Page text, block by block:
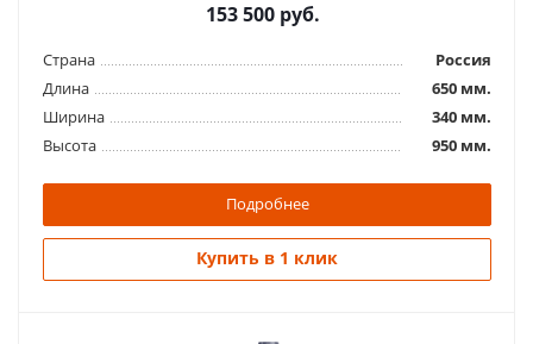
153 500 руб.
Страна
Россия
Длина
650 мм.
Ширина
340 мм.
Высота
950 мм.
Подробнее
Купить в 1 клик